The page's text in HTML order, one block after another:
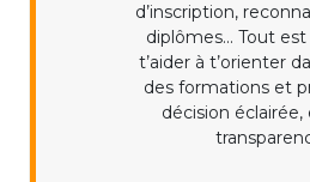
d’inscription,
diplômes... Tout
t’aider à t’orienter
des formations et
décision